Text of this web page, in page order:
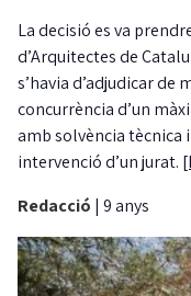
La decisió es va
d’Arquitectes de
s’havia d’adjudicar
concurrència d’un
amb solvència tècnica
intervenció d’un jurat.
Redacció | 9 anys